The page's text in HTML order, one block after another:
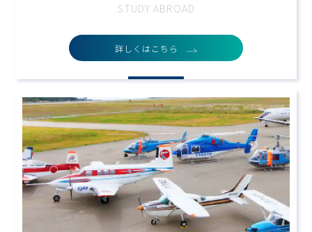
STUDY ABROAD
詳しくはこちら